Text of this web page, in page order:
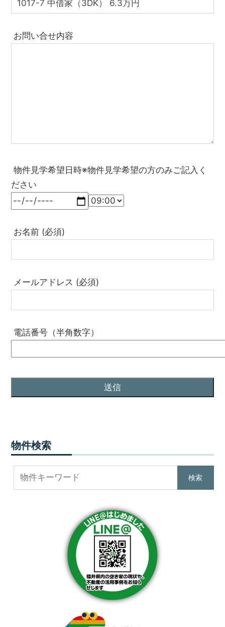
お問い合せ内容
物件見学希望日時※物件見学希望の方のみご記入く
ださい
お名前 (必須)
メールアドレス (必須)
電話番号（半角数字）
物件検索